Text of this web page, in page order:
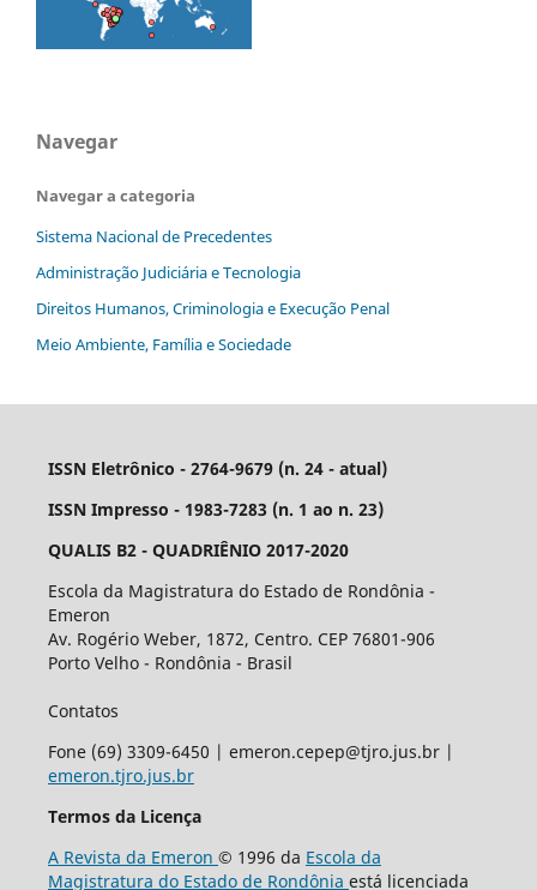
Navegar
Navegar a categoria
Sistema Nacional de Precedentes
Administração Judiciária e Tecnologia
Direitos Humanos, Criminologia e Execução Penal
Meio Ambiente, Família e Sociedade
ISSN Eletrônico - 2764-9679 (n. 24 - atual)
ISSN Impresso - 1983-7283 (n. 1 ao n. 23)
QUALIS B2 - QUADRIÊNIO 2017-2020
Escola da Magistratura do Estado de Rondônia -
Emeron
Av. Rogério Weber, 1872, Centro. CEP 76801-906
Porto Velho - Rondônia - Brasil
Contatos
Fone (69) 3309-6450 | emeron.cepep@tjro.jus.br |
emeron.tjro.jus.br
Termos da Licença
A Revista da Emeron © 1996 da Escola da
Magistratura do Estado de Rondônia está licenciada